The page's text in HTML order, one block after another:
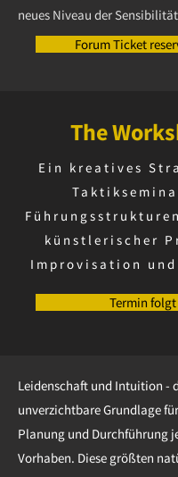
neues Niveau der
Forum Ticket
The
Ein kreatives
künstlerischer
Improvisation
Termin folgt
Leidenschaft und Intuition -
unverzichtbare Grundlage
Planung und Durchführung
Vorhaben. Diese größten